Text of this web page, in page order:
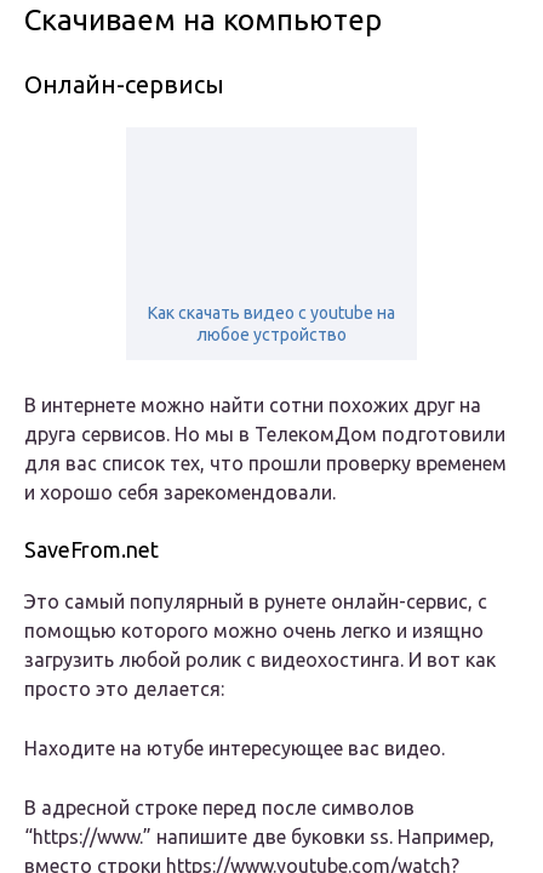
Скачиваем на компьютер
Онлайн-сервисы
Как скачать видео с youtube на
любое устройство
В интернете можно найти сотни похожих друг на
друга сервисов. Но мы в ТелекомДом подготовили
для вас список тех, что прошли проверку временем
и хорошо себя зарекомендовали.
SaveFrom.net
Это самый популярный в рунете онлайн-сервис, с
помощью которого можно очень легко и изящно
загрузить любой ролик с видеохостинга. И вот как
просто это делается:
Находите на ютубе интересующее вас видео.
В адресной строке перед после символов
“https://www.” напишите две буковки ss. Например,
вместо строки https://www.youtube.com/watch?